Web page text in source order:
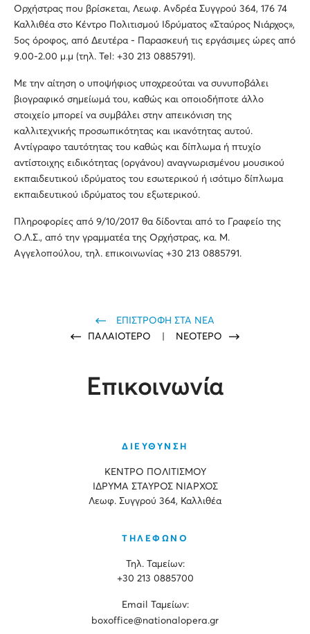
Ορχήστρας που βρίσκεται, Λεωφ. Ανδρέα Συγγρού 364, 176 74
Καλλιθέα στο Κέντρο Πολιτισμού Ιδρύματος «Σταύρος Νιάρχος»,
5ος όροφος, από Δευτέρα - Παρασκευή τις εργάσιμες ώρες από
9.00-2.00 μ.μ (τηλ. Tel: +30 213 0885791).
Με την αίτηση ο υποψήφιος υποχρεούται να συνυποβάλει
βιογραφικό σημείωμά του, καθώς και οποιοδήποτε άλλο
στοιχείο μπορεί να συμβάλει στην απεικόνιση της
καλλιτεχνικής προσωπικότητας και ικανότητας αυτού.
Αντίγραφο ταυτότητας του καθώς και δίπλωμα ή πτυχίο
αντίστοιχης ειδικότητας (οργάνου) αναγνωρισμένου μουσικού
εκπαιδευτικού ιδρύματος του εσωτερικού ή ισότιμο δίπλωμα
εκπαιδευτικού ιδρύματος του εξωτερικού.
Πληροφορίες από 9/10/2017 θα δίδονται από το Γραφείο της
Ο.Λ.Σ., από την γραμματέα της Ορχήστρας, κα. Μ.
Αγγελοπούλου, τηλ. επικοινωνίας +30 213 0885791.
ΕΠΙΣΤΡΟΦΗ ΣΤΑ ΝΕΑ
ΠΑΛΑΙΟΤΕΡΟ
ΝΕΟΤΕΡΟ
Επικοινωνία
ΔΙΕΥΘΥΝΣΗ
ΚΕΝΤΡΟ ΠΟΛΙΤΙΣΜΟΥ
ΙΔΡΥΜΑ ΣΤΑΥΡΟΣ ΝΙΑΡΧΟΣ
Λεωφ. Συγγρού 364, Καλλιθέα
ΤΗΛΕΦΩΝΟ
Τηλ. Ταμείων:
+30 213 0885700
Εmail Ταμείων:
boxoffice@nationalopera.gr